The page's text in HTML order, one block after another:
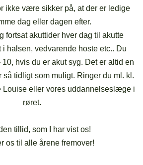
ikke være sikker på, at der er ledige
dag eller dagen efter.
fortsat akuttider hver dag til akutte
i halsen, vedvarende hoste etc.. Du
hvis du er akut syg. Det er altid en
så tidligt som muligt. Ringer du ml. kl.
Louise eller vores uddannelseslæge i
røret.
tillid, som I har vist os!
os til alle årene fremover!